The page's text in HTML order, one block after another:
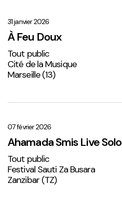
Doux
31 janvier 2026
À Feu Doux
Tout public
Cité de la Musique
Marseille (13)
Live
Solo
1
07 février 2026
Ahamada Smis Live Solo
Tout public
Festival Sauti Za Busara
Zanzibar (TZ)